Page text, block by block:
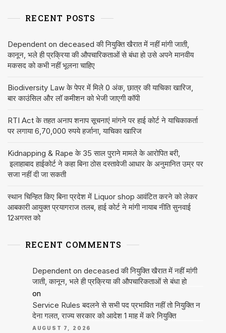
RECENT POSTS
Dependent on deceased की नियुक्ति खैरात में नहीं मांगी जाती,
कानून, भले ही प्रक्रिया की औपचारिकताओं से बंधा हो उसे अपने मानवीय
मकसद को कभी नहीं भूलना चाहिए
Biodiversity Law के पेपर में मिले 0 अंक, छात्र की याचिका खारिज,
बार काउंसिल और लॉ कमीशन को भेजी जाएगी कॉपी
RTI Act के तहत अनाप शनाप सूचनाएं मांगने पर हाई कोर्ट ने याचिकाकर्ता
पर लगाया 6,70,000 रुपये हर्जाना, याचिका खारिज
Kidnapping & Rape के 35 साल पुराने मामले के आरोपित बरी,
इलाहाबाद हाईकोर्ट ने कहा बिना ठोस दस्तावेजी आधार के अनुमानित उम्र पर
सजा नहीं दी जा सकती
स्थान चिन्हित किए बिना प्रदेश में Liquor shop आवंटित करने को लेकर
आबकारी आयुक्त प्रयागराज तलब, हाई कोर्ट ने मांगी नायाब नीति सुनवाई
12अगस्त को
RECENT COMMENTS
Dependent on deceased की नियुक्ति खैरात में नहीं मांगी
जाती, कानून, भले ही प्रक्रिया की औपचारिकताओं से बंधा हो
on
Service Rules बदलने से सभी पद प्रभावित नहीं तो नियुक्ति न
देना गलत, राज्य सरकार को आदेश 1 माह में करे नियुक्ति
AUGUST 7, 2026